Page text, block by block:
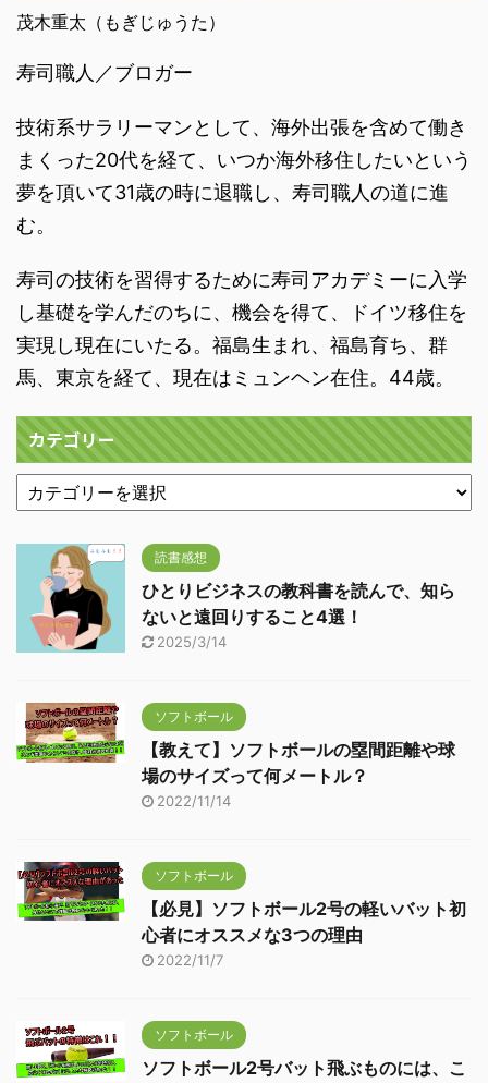
茂木重太（もぎじゅうた）
寿司職人／ブロガー
技術系サラリーマンとして、海外出張を含めて働き
まくった20代を経て、いつか海外移住したいという
夢を頂いて31歳の時に退職し、寿司職人の道に進
む。
寿司の技術を習得するために寿司アカデミーに入学
し基礎を学んだのちに、機会を得て、ドイツ移住を
実現し現在にいたる。福島生まれ、福島育ち、群
馬、東京を経て、現在はミュンヘン在住。44歳。
カテゴリー
読書感想
ひとりビジネスの教科書を読んで、知ら
ないと遠回りすること4選！
2025/3/14
ソフトボール
【教えて】ソフトボールの塁間距離や球
場のサイズって何メートル？
2022/11/14
ソフトボール
【必見】ソフトボール2号の軽いバット初
心者にオススメな3つの理由
2022/11/7
ソフトボール
ソフトボール2号バット飛ぶものには、こ